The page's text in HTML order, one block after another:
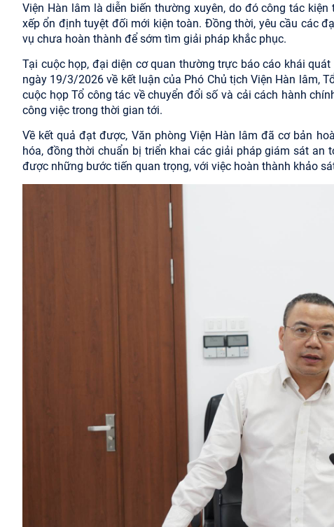
Viện Hàn lâm là diễn biến thường xuyên, do đó công tác
xếp ổn định tuyệt đối mới kiện toàn. Đồng thời, yêu cầu các
vụ chưa hoàn thành để sớm tìm giải pháp khắc phục.
Tại cuộc họp, đại diện cơ quan thường trực báo cáo khái
ngày 19/3/2026 về kết luận của Phó Chủ tịch Viện Hàn lâm,
cuộc họp Tổ công tác về chuyển đổi số và cải cách hành
công việc trong thời gian tới.
Về kết quả đạt được, Văn phòng Viện Hàn lâm đã cơ bản
hóa, đồng thời chuẩn bị triển khai các giải pháp giám sát
được những bước tiến quan trọng, với việc hoàn thành khảo